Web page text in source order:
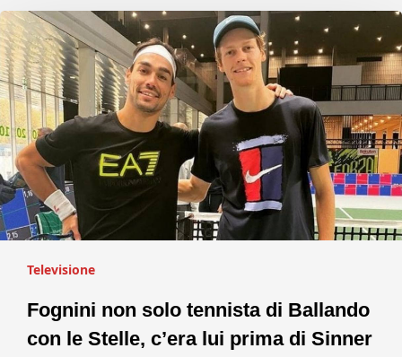
Televisione
Fognini non solo tennista di Ballando
con le Stelle, c’era lui prima di Sinner